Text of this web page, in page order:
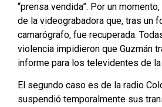
“prensa vendida”. Por un
de la videograbadora que, tras un
camarógrafo, fue recuperada.
violencia impidieron que Guzmán
informe para los televidentes de la
El segundo caso es de la radio
suspendió temporalmente sus